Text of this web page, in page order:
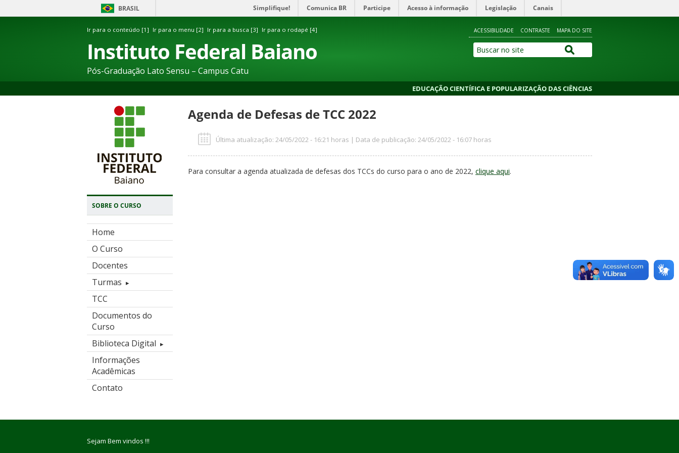
BRASIL Simplifique! Comunica BR Participe Acesso à informação Legislação Canais
Ir para o conteúdo [1] Ir para o menu [2] Ir para a busca [3] Ir para o rodapé [4] ACESSIBILIDADE CONTRASTE MAPA DO SITE
Instituto Federal Baiano
Pós-Graduação Lato Sensu – Campus Catu
EDUCAÇÃO CIENTÍFICA E POPULARIZAÇÃO DAS CIÊNCIAS
SOBRE O CURSO
Home
O Curso
Docentes
Turmas
TCC
Documentos do
Curso
Biblioteca Digital
Informações
Acadêmicas
Contato
Agenda de Defesas de TCC 2022
Última atualização: 24/05/2022 - 16:21 horas | Data de publicação: 24/05/2022 - 16:07 horas
Para consultar a agenda atualizada de defesas dos TCCs do curso para o ano de 2022, clique aqui.
Sejam Bem vindos !!!